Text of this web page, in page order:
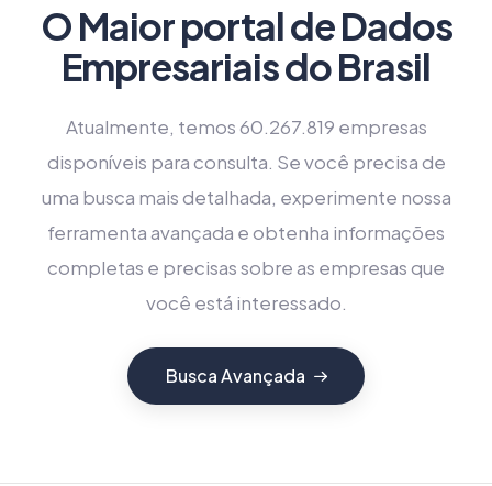
O Maior portal de Dados
Empresariais do Brasil
Atualmente, temos 60.267.819 empresas
disponíveis para consulta. Se você precisa de
uma busca mais detalhada, experimente nossa
ferramenta avançada e obtenha informações
completas e precisas sobre as empresas que
você está interessado.
Busca Avançada